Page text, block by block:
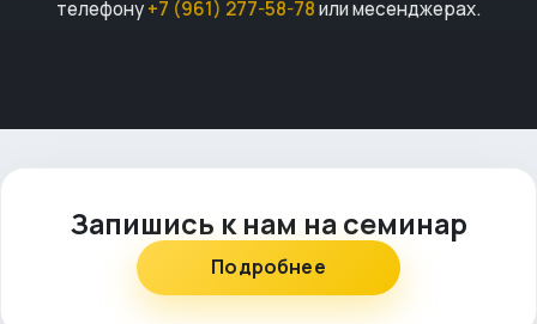
телефону+7 (961) 277-58-78или месенджерах.
Запишись к нам на семинар
Подробнее